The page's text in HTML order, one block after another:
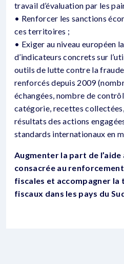
travail d’évaluation par les
• Renforcer les sanctions
ces territoires ;
• Exiger au niveau européen
d’indicateurs concrets sur
outils de lutte contre la fraude
renforcés depuis 2009
échangées, nombre de
catégorie, recettes
résultats des actions
standards internationaux en
Augmenter la part de
consacrée au
fiscales et accompagner
fiscaux dans les pays du